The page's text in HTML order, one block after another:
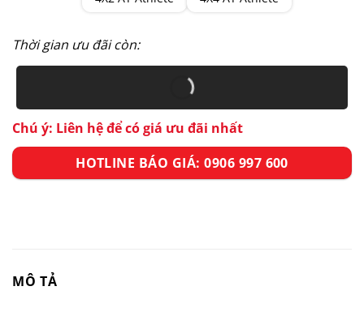
Thời gian ưu đãi còn:
Chú ý: Liên hệ để có giá ưu đãi nhất
HOTLINE BÁO GIÁ: 0906 997 600
MÔ TẢ